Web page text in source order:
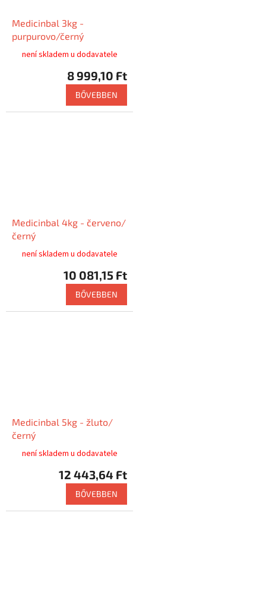
Medicinbal 3kg -
purpurovo/černý
není skladem u dodavatele
8 999,10 Ft
BŐVEBBEN
Medicinbal 4kg - červeno/
černý
není skladem u dodavatele
10 081,15 Ft
BŐVEBBEN
Medicinbal 5kg - žluto/
černý
není skladem u dodavatele
12 443,64 Ft
BŐVEBBEN